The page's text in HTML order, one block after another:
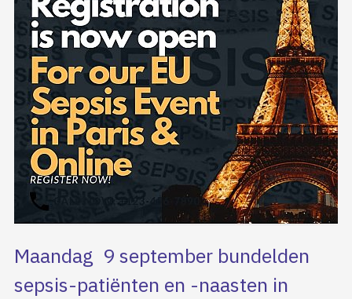
Maandag 9 september bundelden
sepsis-patiënten en -naasten in